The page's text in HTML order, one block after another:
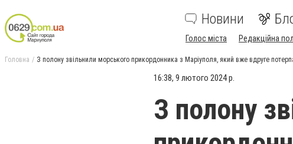
Новини
Голос міста Редакційна
Головна З полону звільнили морського прикордонника з Маріуполя, який вже вдруге
16:38, 9 лютого 2024 р.
З полону